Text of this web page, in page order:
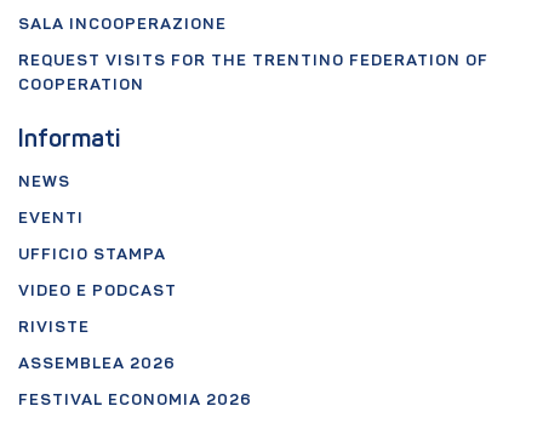
SALA INCOOPERAZIONE
REQUEST VISITS FOR THE TRENTINO FEDERATION OF
COOPERATION
Informati
NEWS
EVENTI
UFFICIO STAMPA
VIDEO E PODCAST
RIVISTE
ASSEMBLEA 2026
FESTIVAL ECONOMIA 2026